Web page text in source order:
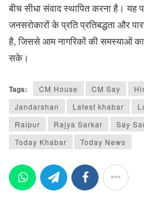
बीच सीधा संवाद स्थापित करना है। यह
जनसरोकारों के प्रति प्रतिबद्धता और
है, जिससे आम नागरिकों की समस्याओं का
सके।
Tags: CM House CM Say
Jandarshan
Latest khabar
Raipur
Rajya Sarkar Say
Today Khabar
Today News